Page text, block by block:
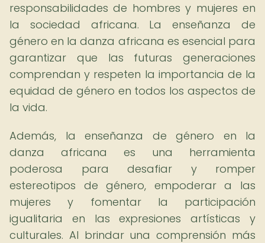
responsabilidades de hombres y mujeres en
la sociedad africana. La enseñanza de
género en la danza africana es esencial para
garantizar que las futuras generaciones
comprendan y respeten la importancia de la
equidad de género en todos los aspectos de
la vida.
Además, la enseñanza de género en la
danza africana es una herramienta
poderosa para desafiar y romper
estereotipos de género, empoderar a las
mujeres y fomentar la participación
igualitaria en las expresiones artísticas y
culturales. Al brindar una comprensión más